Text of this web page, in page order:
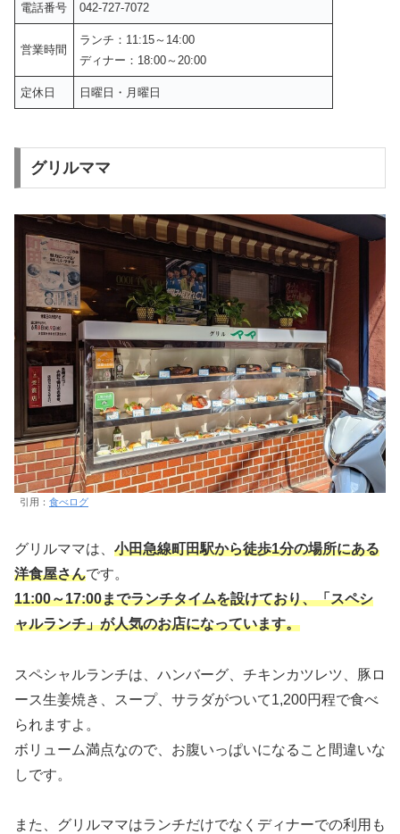
電話番号 042-727-7072
営業時間
ランチ：11:15～14:00
ディナー：18:00～20:00
定休日 日曜日・月曜日
グリルママ
引用： 食べログ
グリルママは、 小田急線町田駅から徒歩1分の場所にある
洋食屋さんです。
11:00～17:00までランチタイムを設けており、「スペシ
ャルランチ」が人気のお店になっています。
スペシャルランチは、ハンバーグ、チキンカツレツ、豚ロ
ース生姜焼き、スープ、サラダがついて1,200円程で食べ
られますよ。
ボリューム満点なので、お腹いっぱいになること間違いな
しです。
また、グリルママはランチだけでなくディナーでの利用も